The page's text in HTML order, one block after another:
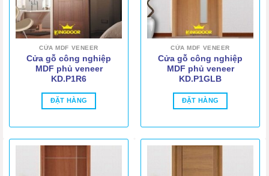
CỬA MDF VENEER
Cửa gỗ công nghiệp
MDF phủ veneer
KD.P1R6
ĐẶT HÀNG
CỬA MDF VENEER
Cửa gỗ công nghiệp
MDF phủ veneer
KD.P1GLB
ĐẶT HÀNG